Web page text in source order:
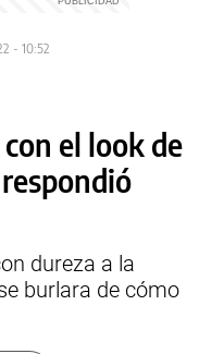
- 10:52
el look de
dureza a la
burlara de cómo